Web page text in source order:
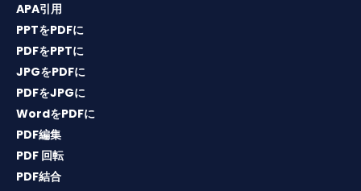
APA引用
PPTをPDFに
PDFをPPTに
JPGをPDFに
PDFをJPGに
WordをPDFに
PDF編集
PDF 回転
PDF結合